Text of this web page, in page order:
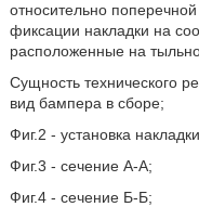
относительно
фиксации накладки на
расположенные на
Сущность технического
вид бампера в сборе;
Фиг.2 - установка
Фиг.3 - сечение А-А;
Фиг.4 - сечение Б-Б;